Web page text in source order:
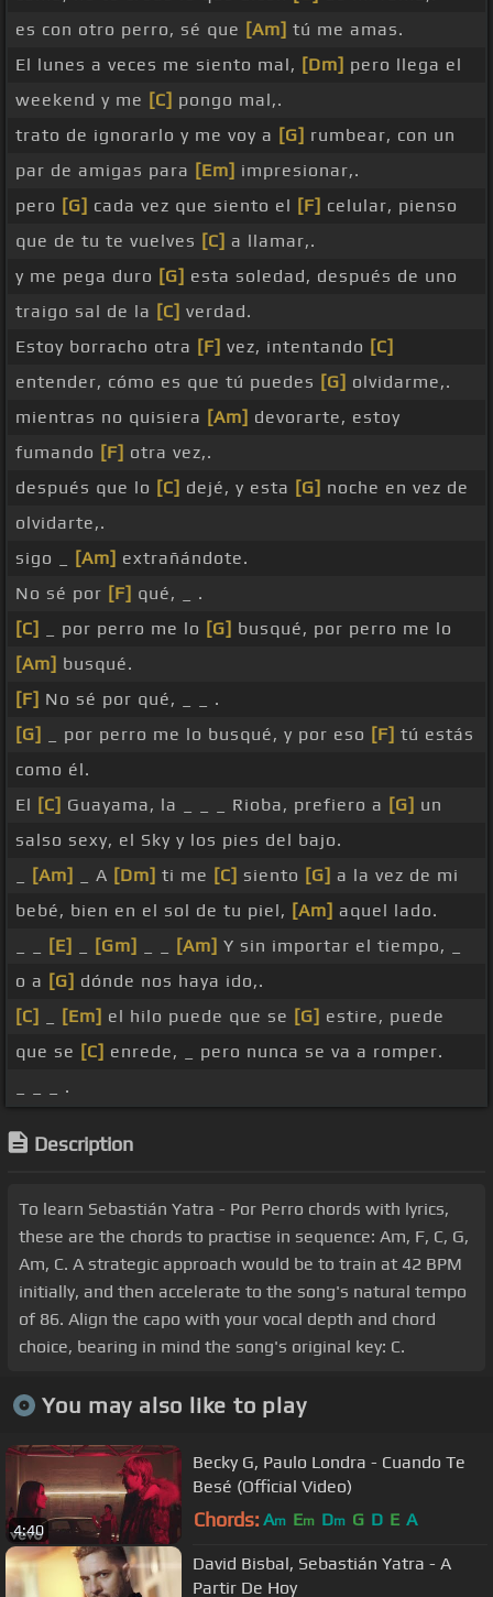
es con otro perro, sé que [Am] tú me amas.
El lunes a veces me siento mal, [Dm] pero llega el
weekend y me [C] pongo mal,.
trato de ignorarlo y me voy a [G] rumbear, con un
par de amigas para [Em] impresionar,.
pero [G] cada vez que siento el [F] celular, pienso
que de tu te vuelves [C] a llamar,.
y me pega duro [G] esta soledad, después de uno
traigo sal de la [C] verdad.
Estoy borracho otra [F] vez, intentando [C]
entender, cómo es que tú puedes [G] olvidarme,.
mientras no quisiera [Am] devorarte, estoy
fumando [F] otra vez,.
después que lo [C] dejé, y esta [G] noche en vez de
olvidarte,.
sigo _
[Am] extrañándote.
No sé por [F] qué, _ .
[C]
_ por perro me lo [G] busqué, por perro me lo
[Am] busqué.
[F] No sé por qué, _ _ .
[G]
_ por perro me lo busqué, y por eso [F] tú estás
como él.
El [C] Guayama, la _ _ _ Rioba, prefiero a [G] un
salso sexy, el Sky y los pies del bajo.
[Am] _ A [Dm] ti me [C] siento [G] a la vez de mi
bebé, bien en el sol de tu piel, [Am] aquel lado.
[E] [Gm] [Am] Y sin importar el tiempo, _
o a [G] dónde nos haya ido,.
[C]
[Em] el hilo puede que se [G] estire, puede
que se [C] enrede, _ pero nunca se va a romper.
_ _ _ .
Description
To learn Sebastián Yatra - Por Perro chords with lyrics,
these are the chords to practise in sequence: Am, F, C, G,
Am, C. A strategic approach would be to train at 42 BPM
initially, and then accelerate to the song's natural tempo
of 86. Align the capo with your vocal depth and chord
choice, bearing in mind the song's original key: C.
You may also like to play
4:40
Becky G, Paulo Londra - Cuando Te
Besé (Official Video)
Chords: Am Em Dm G D E A
David Bisbal, Sebastián Yatra - A
Partir De Hoy